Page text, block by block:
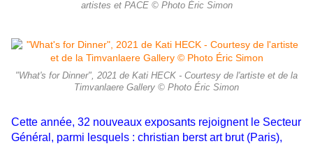
artistes et PACE © Photo Éric Simon
"What's for Dinner", 2021 de Kati HECK - Courtesy de l'artiste et de la
Timvanlaere Gallery © Photo Éric Simon
Cette année, 32 nouveaux exposants rejoignent le Secteur
Général, parmi lesquels : christian berst art brut (Paris),